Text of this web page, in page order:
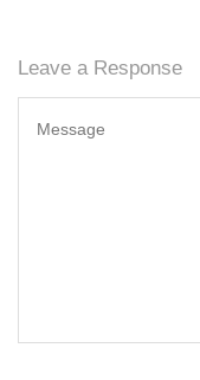
Leave a Response